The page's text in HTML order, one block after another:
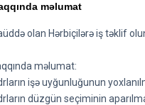
məlumat
olan Hərbiçilərə iş təklif
məlumat:
işə uyğunluğunun
düzgün seçiminin